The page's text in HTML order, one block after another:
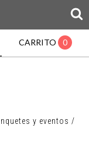
CARRITO 0
y eventos /